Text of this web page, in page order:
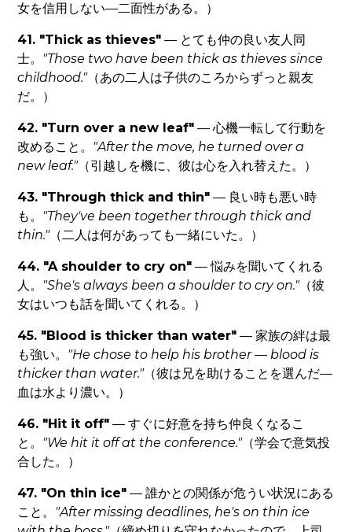
女を信用しない—二面性がある。）
41. "Thick as thieves" — とても仲の良い友人同
士。 "Those two have been thick as thieves since
childhood."（あの二人は子供のころからずっと親友
だ。）
42. "Turn over a new leaf" — 心機一転して行動を
改めること。 "After the move, he turned over a
new leaf."（引越しを機に、彼は心を入れ替えた。）
43. "Through thick and thin" — 良い時も悪い時
も。 "They've been together through thick and
thin."（二人は何があっても一緒にいた。）
44. "A shoulder to cry on" — 悩みを聞いてくれる
人。 "She's always been a shoulder to cry on."（彼
女はいつも話を聞いてくれる。）
45. "Blood is thicker than water" — 家族の絆は最
も強い。 "He chose to help his brother — blood is
thicker than water."（彼は兄を助けることを選んだ—
血は水より濃い。）
46. "Hit it off" — すぐに好意を持ち仲良くなるこ
と。 "We hit it off at the conference."（学会で意気投
合した。）
47. "On thin ice" — 誰かとの関係が危うい状況にある
こと。 "After missing deadlines, he's on thin ice